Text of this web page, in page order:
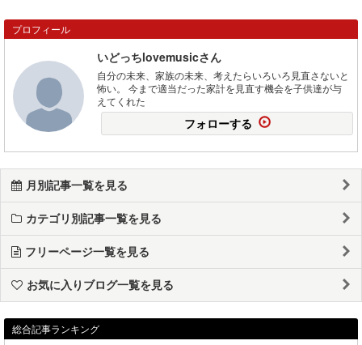
プロフィール
いどっちlovemusicさん
自分の未来、家族の未来、考えたらいろいろ見直さないと
怖い。 今まで適当だった家計を見直す機会を子供達が与
えてくれた
フォローする
月別記事一覧を見る
カテゴリ別記事一覧を見る
フリーページ一覧を見る
お気に入りブログ一覧を見る
総合記事ランキング